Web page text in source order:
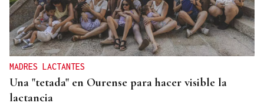
CURSOS ONLINE
Asturias ofrece a los centros asturianos cursos a
distancia de asturiano y eonaviego
MADRES LACTANTES
Una "tetada" en Ourense para hacer visible la
lactancia